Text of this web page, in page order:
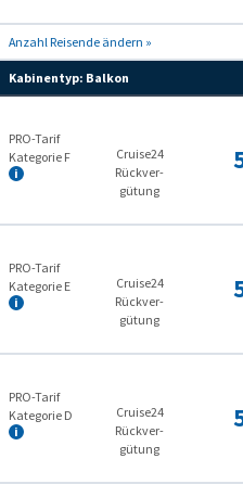
Anzahl Reisende ändern »
Kabinentyp: Balkon
PRO-Tarif
Kategorie F
Cruise24
Rückver­
gütung
PRO-Tarif
Kategorie E
Cruise24
Rückver­
gütung
PRO-Tarif
Kategorie D
Cruise24
Rückver­
gütung